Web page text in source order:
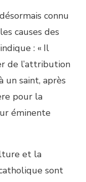
connu
causes des
: « Il
de l’attribution
un saint, après
pour la
éminente
et la
sont